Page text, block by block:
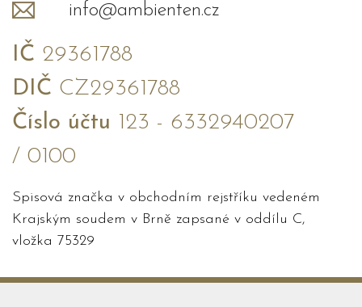
info@ambienten.cz
IČ 29361788
DIČ CZ29361788
Číslo účtu 123 - 6332940207
/ 0100
Spisová značka v obchodním rejstříku vedeném
Krajským soudem v Brně zapsané v oddílu C,
vložka 75329